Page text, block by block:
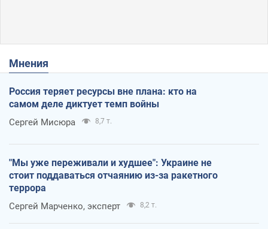
Мнения
Россия теряет ресурсы вне плана: кто на
самом деле диктует темп войны
Сергей Мисюра 8,7 т.
"Мы уже переживали и худшее": Украине не
стоит поддаваться отчаянию из-за ракетного
террора
Сергей Марченко, эксперт 8,2 т.